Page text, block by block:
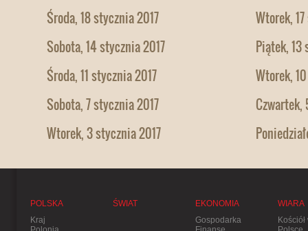
Środa, 18 stycznia 2017
Wtorek,
Sobota, 14 stycznia 2017
Piątek, 13
Środa, 11 stycznia 2017
Wtorek,
Sobota, 7 stycznia 2017
Czwartek,
Wtorek, 3 stycznia 2017
POLSKA
Kraj
ŚWIAT
EKONOMIA
Gospodarka
WIARA
Kościół